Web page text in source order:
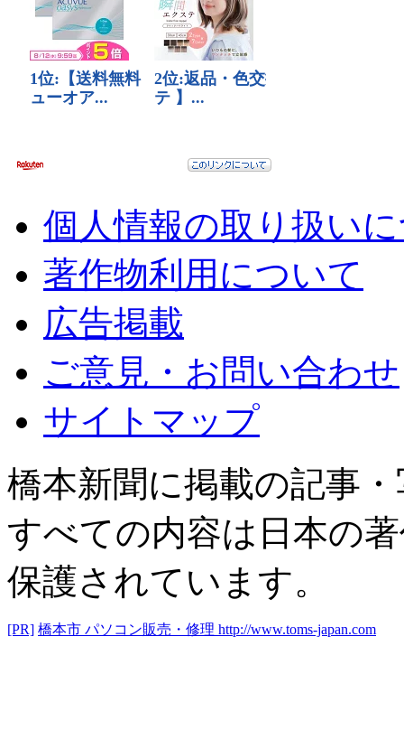
個人情報の取り扱い
著作物利用について
広告掲載
ご意見・お問い合わせ
サイトマップ
橋本新聞に掲載の記事
すべての内容は日本の
保護されています。
[PR] 橋本市 パソコン販売・修理 http://www.toms-japan.com